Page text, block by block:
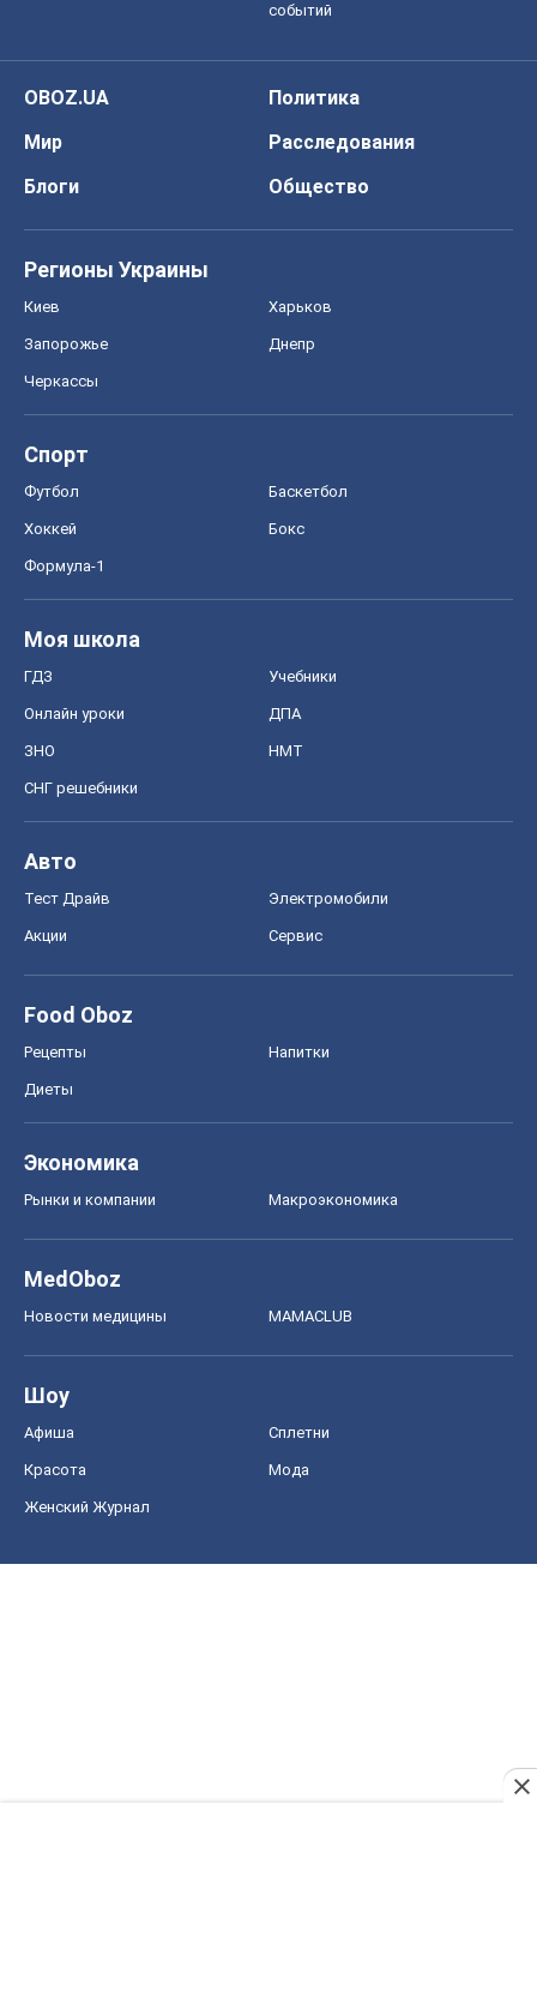
событий
OBOZ.UA
Политика
Мир
Расследования
Блоги
Общество
Регионы Украины
Киев Харьков
Запорожье Днепр
Черкассы
Спорт
Футбол Баскетбол
Хоккей Бокс
Формула-1
Моя школа
ГДЗ Учебники
Онлайн уроки ДПА
ЗНО НМТ
СНГ решебники
Авто
Тест Драйв Электромобили
Акции Сервис
Food Oboz
Рецепты Напитки
Диеты
Экономика
Рынки и компании Mакроэкономика
MedOboz
Новости медицины MAMACLUB
Шоу
Афиша Сплетни
Красота Мода
Женский Журнал